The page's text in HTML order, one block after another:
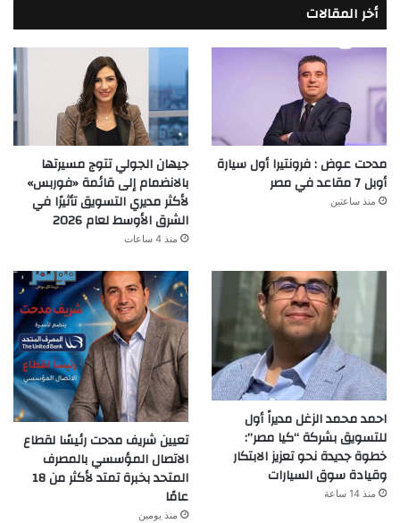
أخر المقالات
مدحت عوض : فرونتيرا أول سيارة
أوبل 7 مقاعد في مصر
منذ ساعتين
جيهان الجولي تتوج مسيرتها
بالانضمام إلى قائمة «فوربس»
لأكثر مديري التسويق تأثيرًا في
الشرق الأوسط لعام 2026
منذ 4 ساعات
احمد محمد الزغل مديراً أول
للتسويق بشركة “كيا مصر”:
خطوة جديدة نحو تعزيز الابتكار
وقيادة سوق السيارات
منذ 14 ساعة
تعيين شريف مدحت رئيسًا لقطاع
الاتصال المؤسسي بالمصرف
المتحد بخبرة تمتد لأكثر من 18
عامًا
منذ يومين